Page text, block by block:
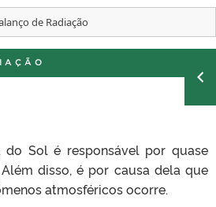
de Radiação
do Sol é responsável por quase
disso, é por causa dela que
atmosféricos ocorre.